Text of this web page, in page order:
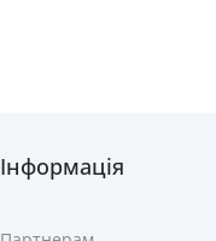
Інформація